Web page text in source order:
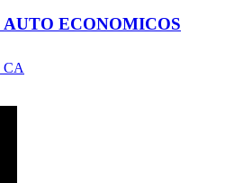
AUTO ECONOMICOS
CA